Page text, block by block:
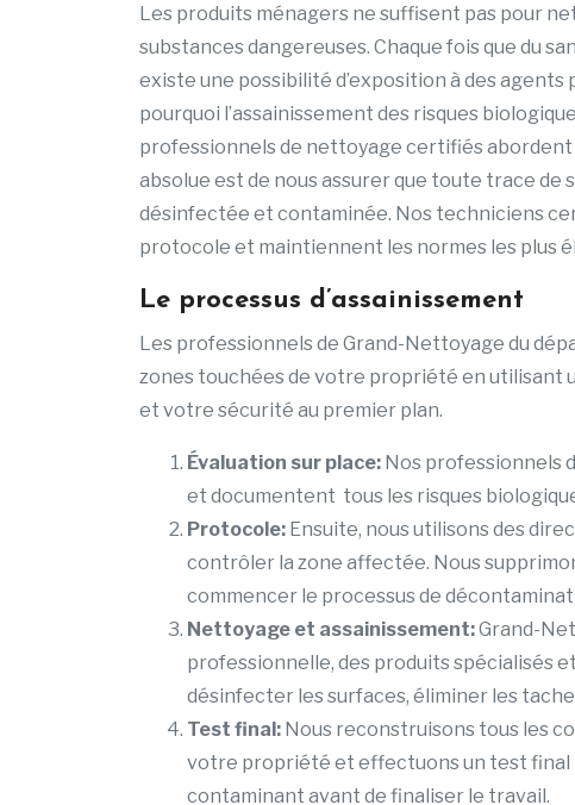
Les produits ménagers ne suffisent pas pour
substances dangereuses. Chaque fois que du
existe une possibilité d’exposition à des agents
pourquoi l’assainissement des risques
professionnels de nettoyage certifiés
absolue est de nous assurer que toute trace
désinfectée et contaminée. Nos techniciens
protocole et maintiennent les normes les plus
Le processus d’assainissement
Les professionnels de Grand-Nettoyage du
zones touchées de votre propriété en utilisant
et votre sécurité au premier plan.
Évaluation sur place: Nos professionnels
et documentent tous les risques
Protocole: Ensuite, nous utilisons des
contrôler la zone affectée. Nous
commencer le processus de
Nettoyage et assainissement:Grand-
professionnelle, des produits spécialisés
désinfecter les surfaces, éliminer les
Test final: Nous reconstruisons tous les
votre propriété et effectuons un test final
contaminant avant de finaliser le travail.